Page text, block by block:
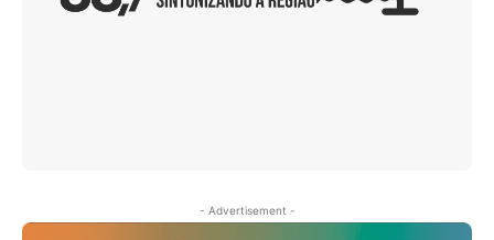
- Advertisement -